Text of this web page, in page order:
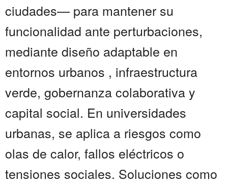
ciudades— para mantener su
funcionalidad ante perturbaciones,
mediante diseño adaptable en
entornos urbanos , infraestructura
verde, gobernanza colaborativa y
capital social. En universidades
urbanas, se aplica a riesgos como
olas de calor, fallos eléctricos o
tensiones sociales. Soluciones como